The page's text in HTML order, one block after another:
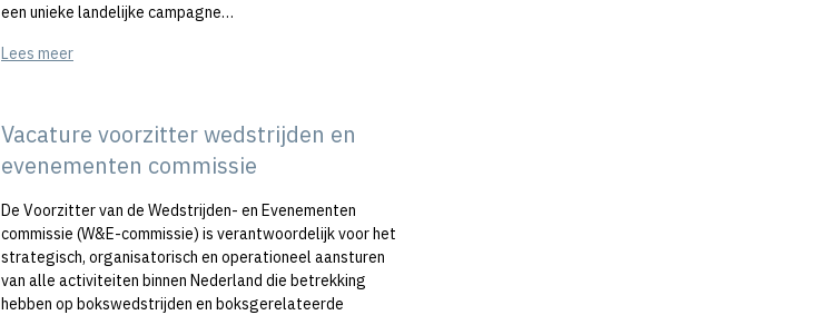
een unieke landelijke campagne…
Lees meer
Vacature voorzitter wedstrijden en
evenementen commissie
De Voorzitter van de Wedstrijden- en Evenementen
commissie (W&E-commissie) is verantwoordelijk voor het
strategisch, organisatorisch en operationeel aansturen
van alle activiteiten binnen Nederland die betrekking
hebben op bokswedstrijden en boksgerelateerde